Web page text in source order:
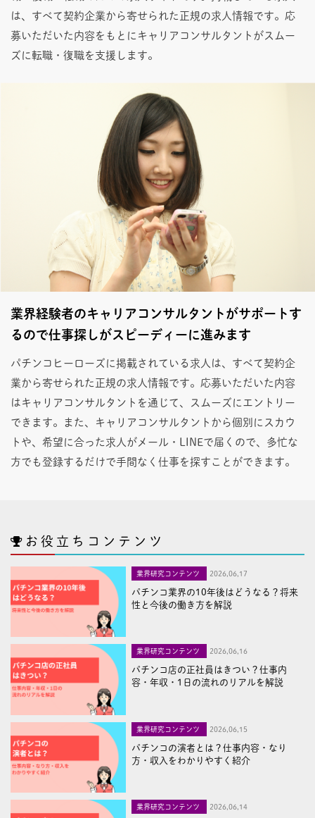
は、すべて契約企業から寄せられた正規の求人情報です。応
募いただいた内容をもとにキャリアコンサルタントがスムー
ズに転職・復職を支援します。
業界経験者のキャリアコンサルタントがサポートす
るので仕事探しがスピーディーに進みます
パチンコヒーローズに掲載されている求人は、すべて契約企
業から寄せられた正規の求人情報です。応募いただいた内容
はキャリアコンサルタントを通じて、スムーズにエントリー
できます。また、キャリアコンサルタントから個別にスカウ
トや、希望に合った求人がメール・LINEで届くので、多忙な
方でも登録するだけで手間なく仕事を探すことができます。
お役立ちコンテンツ
業界研究コンテンツ 2026,06,17
パチンコ業界の10年後はどうなる？将来
性と今後の働き方を解説
業界研究コンテンツ 2026,06,16
パチンコ店の正社員はきつい？仕事内
容・年収・1日の流れのリアルを解説
業界研究コンテンツ 2026,06,15
パチンコの演者とは？仕事内容・なり
方・収入をわかりやすく紹介
業界研究コンテンツ 2026,06,14